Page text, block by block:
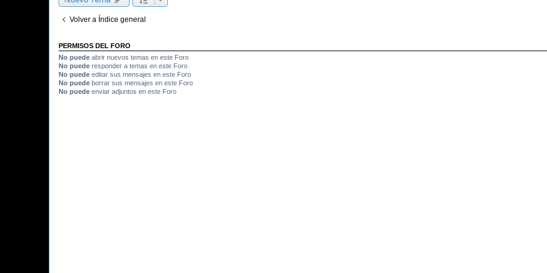
Volver a Índice general
PERMISOS DEL FORO
No puede abrir nuevos temas en este Foro
No puede responder a temas en este Foro
No puede editar sus mensajes en este Foro
No puede borrar sus mensajes en este Foro
No puede enviar adjuntos en este Foro